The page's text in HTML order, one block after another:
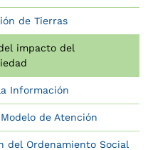
de Tierras
impacto del
Información
de Atención
del Ordenamiento Social